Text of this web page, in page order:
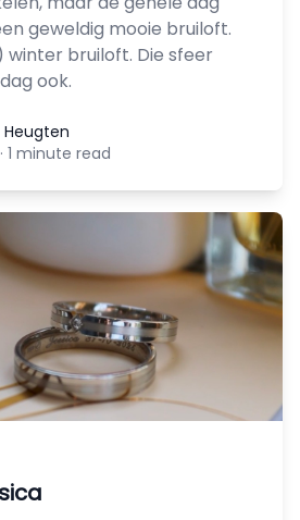
geweldig mooie bruiloft.
winter bruiloft. Die sfeer
ook.
· 1 minute read